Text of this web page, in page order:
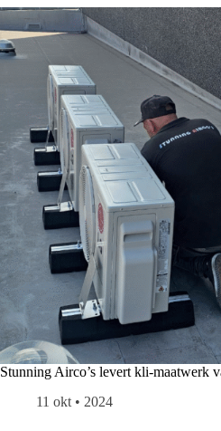
Stunning Airco’s levert kli-maatwerk
11 okt • 2024